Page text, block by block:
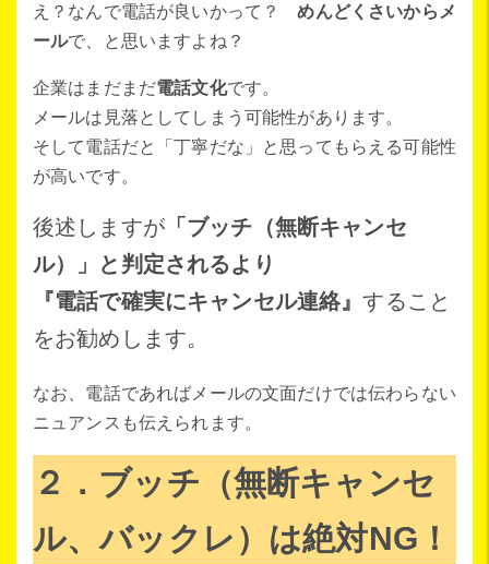
え？なんで電話が良いかって？めんどくさいからメ
ールで、と思いますよね？
企業はまだまだ電話文化です。
メールは見落としてしまう可能性があります。
そして電話だと「丁寧だな」と思ってもらえる可能性
が高いです。
後述しますが「ブッチ（無断キャンセ
ル）」と判定されるより
『電話で確実にキャンセル連絡』すること
をお勧めします。
なお、電話であればメールの文面だけでは伝わらない
ニュアンスも伝えられます。
２．ブッチ（無断キャンセ
ル、バックレ）は絶対NG！